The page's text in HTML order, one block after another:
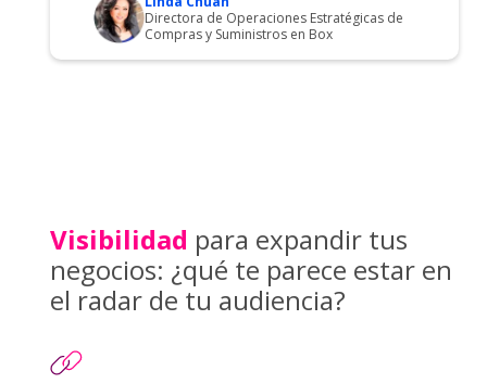
Directora de Operaciones Estratégicas de
Compras y Suministros en Box
Visibilidad para expandir tus
negocios: ¿qué te parece estar en
el radar de tu audiencia?